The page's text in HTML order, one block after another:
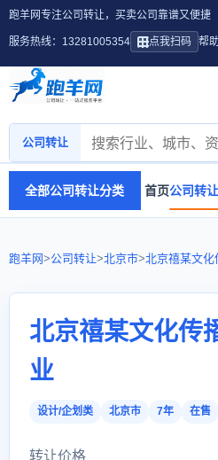
跑羊网专注公司转让，买卖公司靠谱又便捷
服务热线：13281005354 点我扫码 帮
公司转让
全部公司转让分类 首页公司转让
跑羊网>公司转让>北京市>北京禧某文化
北京禧某文化传
业
设计/企划类 北京市 7年 在售
转让价格